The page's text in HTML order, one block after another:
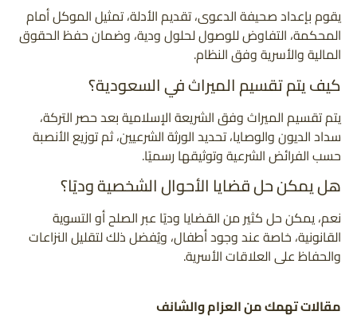
يقوم بإعداد صحيفة الدعوى، تقديم الأدلة، تمثيل الموكل أمام
المحكمة، التفاوض للوصول لحلول ودية، وضمان حفظ الحقوق
المالية والأسرية وفق النظام.
كيف يتم تقسيم الميراث في السعودية؟
يتم تقسيم الميراث وفق الشريعة الإسلامية بعد حصر التركة،
سداد الديون والوصايا، تحديد الورثة الشرعيين، ثم توزيع الأنصبة
حسب الفرائض الشرعية وتوثيقها رسميًا.
هل يمكن حل قضايا الأحوال الشخصية وديًا؟
نعم، يمكن حل كثير من القضايا وديًا عبر الصلح أو التسوية
القانونية، خاصة عند وجود أطفال، ويُفضل ذلك لتقليل النزاعات
والحفاظ على العلاقات الأسرية.
مقالات تهمك من العزام والشانف